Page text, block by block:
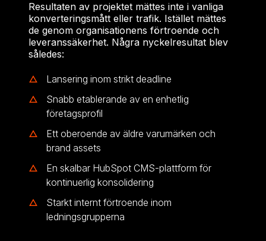
Resultaten av projektet mättes inte i vanliga
konverteringsmått eller trafik. Istället mättes
de genom organisationens förtroende och
leveranssäkerhet. Några nyckelresultat blev
således:
Lansering inom strikt deadline
Snabb etablerande av en enhetlig
företagsprofil
Ett oberoende av äldre varumärken och
brand assets
En skalbar HubSpot CMS-plattform för
kontinuerlig konsolidering
Starkt internt förtroende inom
ledningsgrupperna